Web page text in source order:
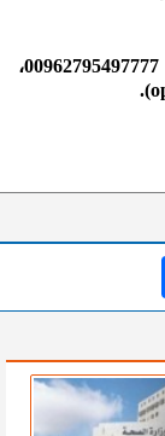
- وحدة مركز العمليات في الوزارة على الرقم 00962795497777،